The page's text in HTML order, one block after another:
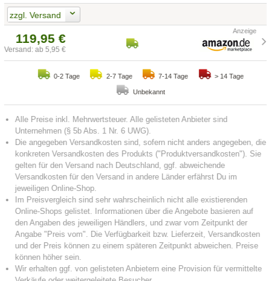
zzgl. Versand
119,95 €
Versand: ab 5,95 €
0-2 Tage 2-7 Tage 7-14 Tage > 14 Tage
Unbekannt